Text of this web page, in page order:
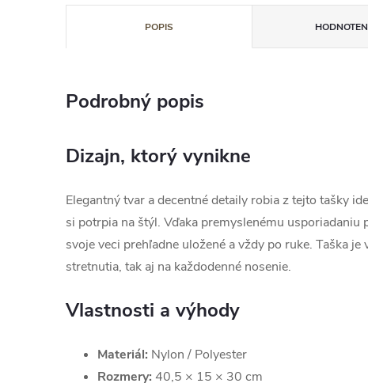
POPIS
Podrobný popis
Dizajn, ktorý vynikne
Elegantný tvar a decentné detaily robia z tejto tašky
si potrpia na štýl. Vďaka premyslenému usporiadaniu
svoje veci prehľadne uložené a vždy po ruke. Taška je
stretnutia, tak aj na každodenné nosenie.
Vlastnosti a výhody
Materiál: Nylon / Polyester
Rozmery: 40,5 × 15 × 30 cm